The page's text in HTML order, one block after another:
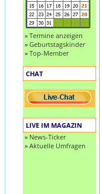
» Termine anzeigen
» Geburtstagskinder
» Top-Member
CHAT
LIVE IM MAGAZIN
» News-Ticker
» Aktuelle Umfragen